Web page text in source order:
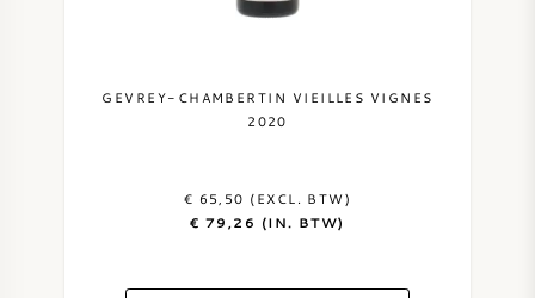
GEVREY-CHAMBERTIN VIEILLES VIGNES
2020
€ 65,50 (EXCL. BTW)
€ 79,26 (IN. BTW)